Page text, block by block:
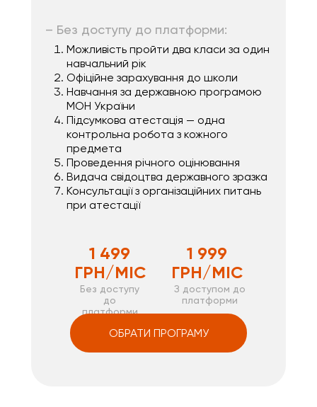
Без доступу
до
платформи
З доступом до
платформи
1 499
ГРН/МІС
1 999
ГРН/МІС
ОБРАТИ ПРОГРАМУ
– Без доступу до платформи:
Можливість пройти два класи за один
навчальний рік
Офіційне зарахування до школи
Навчання за державною програмою
МОН України
Підсумкова атестація — одна
контрольна робота з кожного
предмета
Проведення річного оцінювання
Видача свідоцтва державного зразка
Консультації з організаційних питань
при атестації